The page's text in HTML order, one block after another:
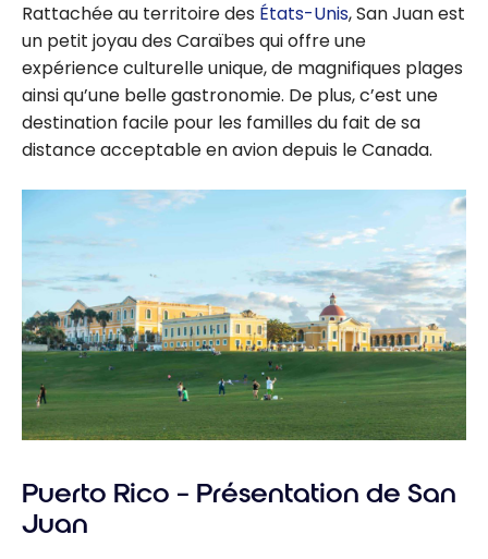
Rattachée au territoire des États-Unis, San Juan est
un petit joyau des Caraïbes qui offre une
expérience culturelle unique, de magnifiques plages
ainsi qu’une belle gastronomie. De plus, c’est une
destination facile pour les familles du fait de sa
distance acceptable en avion depuis le Canada.
Puerto Rico – Présentation de San
Juan